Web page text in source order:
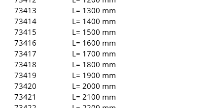
73413
L= 1300 mm
73414
L= 1400 mm
73415
L= 1500 mm
73416
L= 1600 mm
73417
L= 1700 mm
73418
L= 1800 mm
73419
L= 1900 mm
73420
L= 2000 mm
73421
L= 2100 mm